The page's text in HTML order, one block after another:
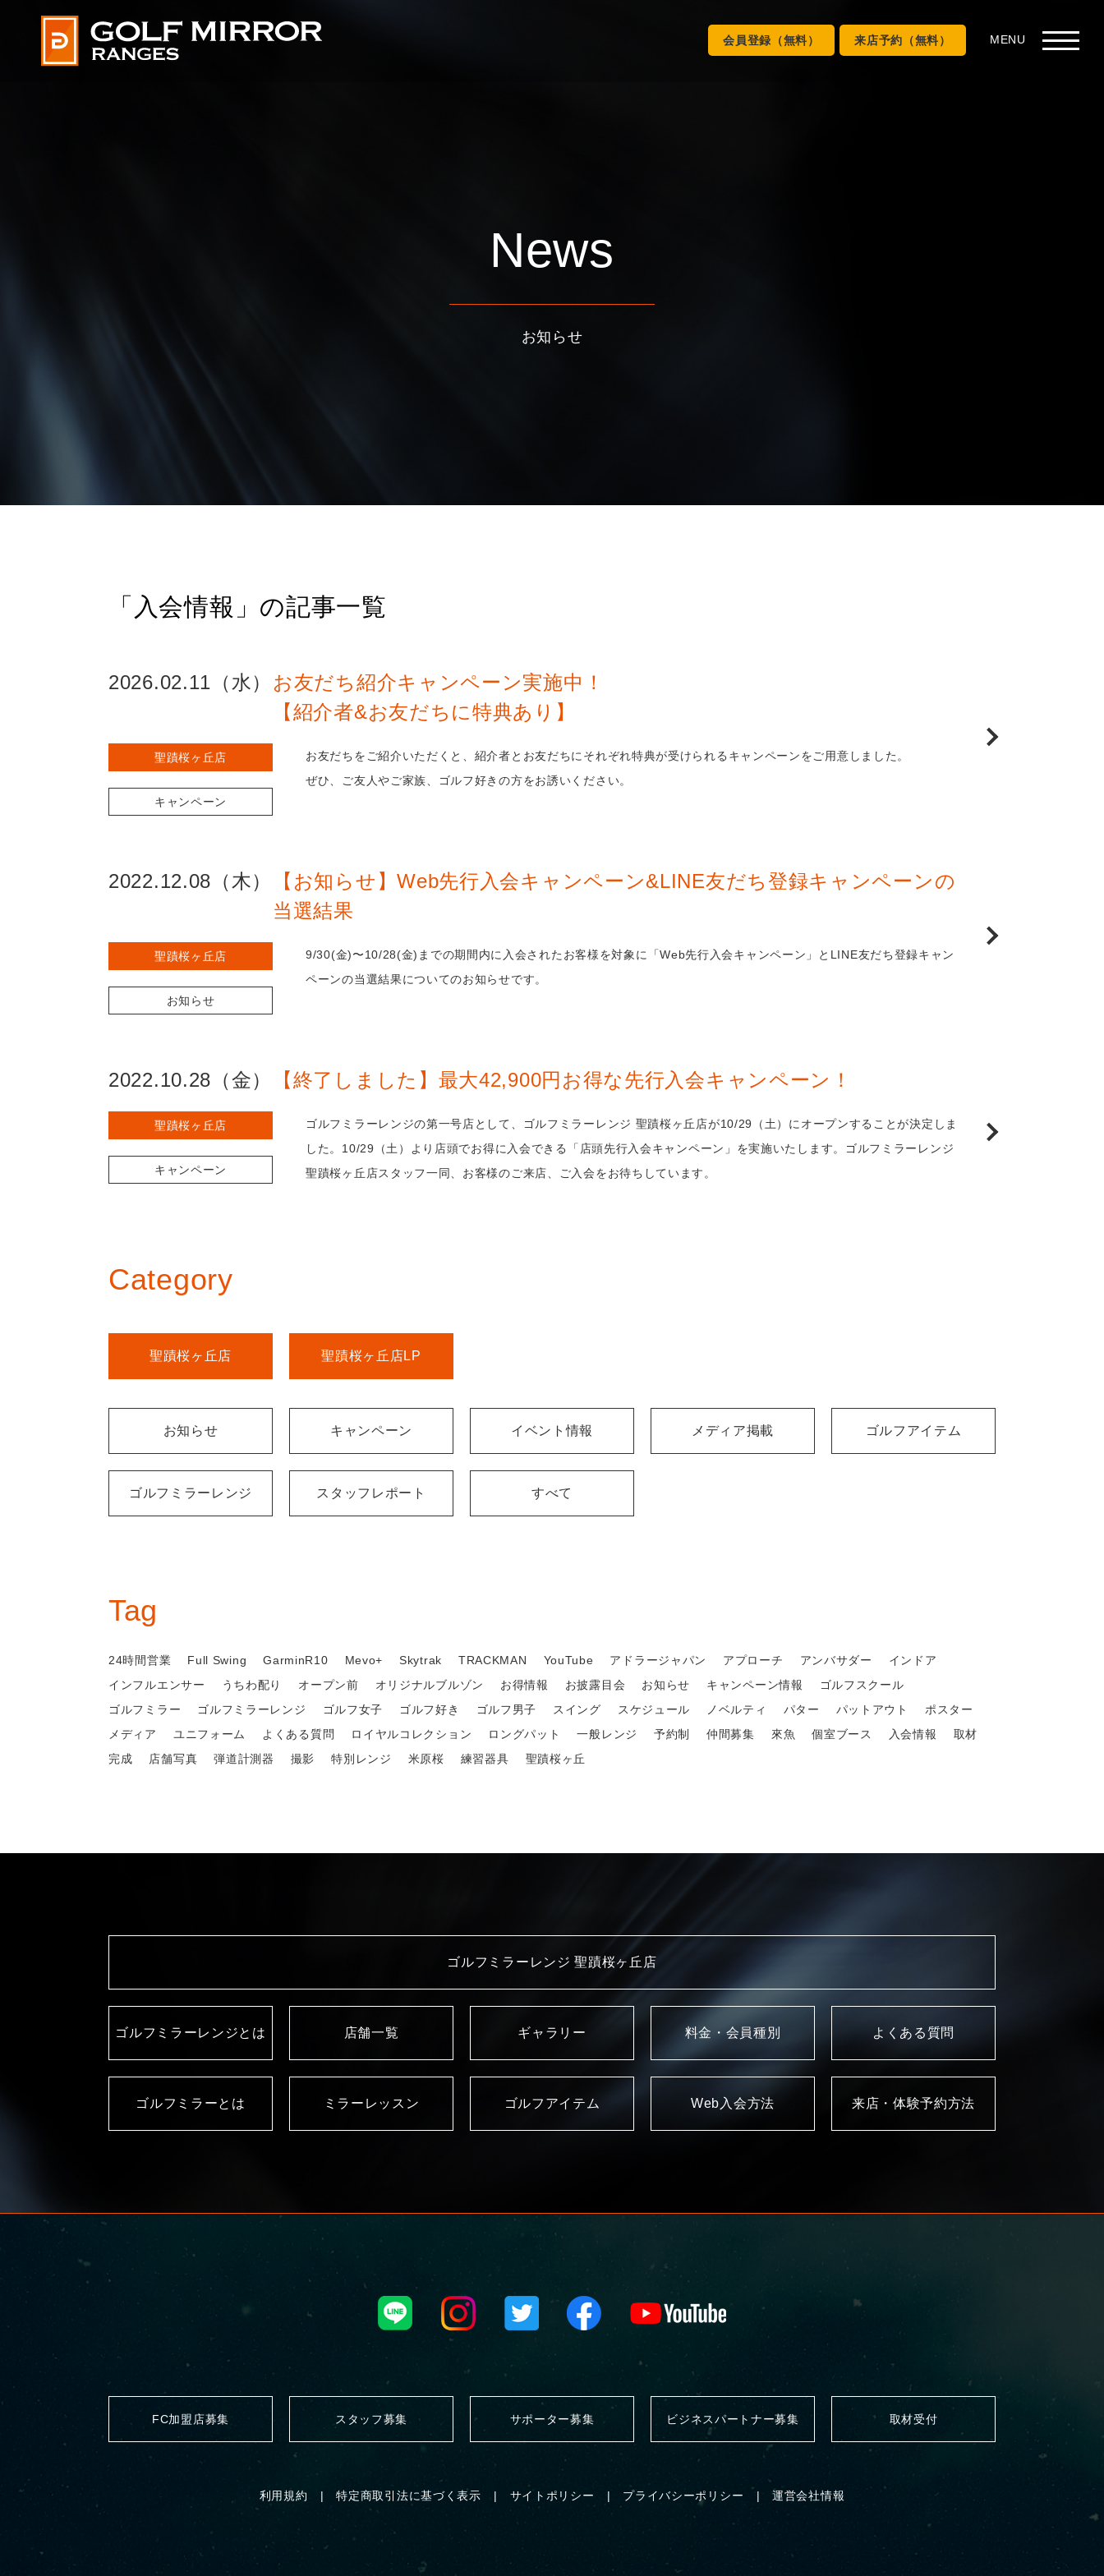
会員登録（無料） 来店予約（無料）
News
お知らせ
「入会情報」の記事一覧
2026.02.11（水）
お友だち紹介キャンペーン実施中！
【紹介者&お友だちに特典あり】
聖蹟桜ヶ丘店
キャンペーン
お友だちをご紹介いただくと、紹介者とお友だちにそれぞれ特典が受けられるキャンペーンをご用意しました。
ぜひ、ご友人やご家族、ゴルフ好きの方をお誘いください。
2022.12.08（木）
【お知らせ】Web先行入会キャンペーン&LINE友だち登録キャンペーンの
当選結果
聖蹟桜ヶ丘店
お知らせ
9/30(金)〜10/28(金)までの期間内に入会されたお客様を対象に「Web先行入会キャンペーン」とLINE友だち登録キャン
ペーンの当選結果についてのお知らせです。
2022.10.28（金） 【終了しました】最大42,900円お得な先行入会キャンペーン！
聖蹟桜ヶ丘店
キャンペーン
ゴルフミラーレンジの第一号店として、ゴルフミラーレンジ 聖蹟桜ヶ丘店が10/29（土）にオープンすることが決定しま
した。10/29（土）より店頭でお得に入会できる「店頭先行入会キャンペーン」を実施いたします。ゴルフミラーレンジ
聖蹟桜ヶ丘店スタッフ一同、お客様のご来店、ご入会をお待ちしています。
Category
聖蹟桜ヶ丘店 聖蹟桜ヶ丘店LP
お知らせ キャンペーン イベント情報 メディア掲載 ゴルフアイテム
ゴルフミラーレンジ スタッフレポート すべて
Tag
24時間営業 Full Swing GarminR10 Mevo+ Skytrak TRACKMAN YouTube アドラージャパン アプローチ アンバサダー
インドア
インフルエンサー
うちわ配り オープン前 オリジナルブルゾン お得情報 お披露目会 お知らせ キャンペーン情報
ゴルフスクール
ゴルフミラー
ゴルフミラーレンジ ゴルフ女子 ゴルフ好き ゴルフ男子 スイング スケジュール ノベルティ パター パットアウト
ポスター
メディア
ユニフォーム よくある質問 ロイヤルコレクション ロングパット 一般レンジ 予約制 仲間募集 來魚 個室ブース 入会情報
取材
完成
店舗写真 弾道計測器 撮影 特別レンジ 米原桜 練習器具 聖蹟桜ヶ丘
ゴルフミラーレンジ 聖蹟桜ヶ丘店
ゴルフミラーレンジとは 店舗一覧 ギャラリー 料金・会員種別 よくある質問
ゴルフミラーとは ミラーレッスン ゴルフアイテム Web入会方法 来店・体験予約方法
FC加盟店募集 スタッフ募集 サポーター募集 ビジネスパートナー募集 取材受付
利用規約 特定商取引法に基づく表示 サイトポリシー プライバシーポリシー 運営会社情報